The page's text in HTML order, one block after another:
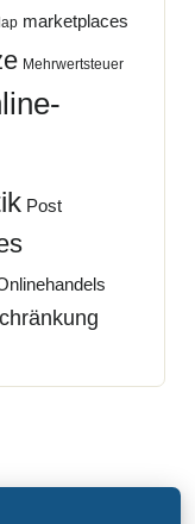
marketplaces
Mehrwertsteuer
Post